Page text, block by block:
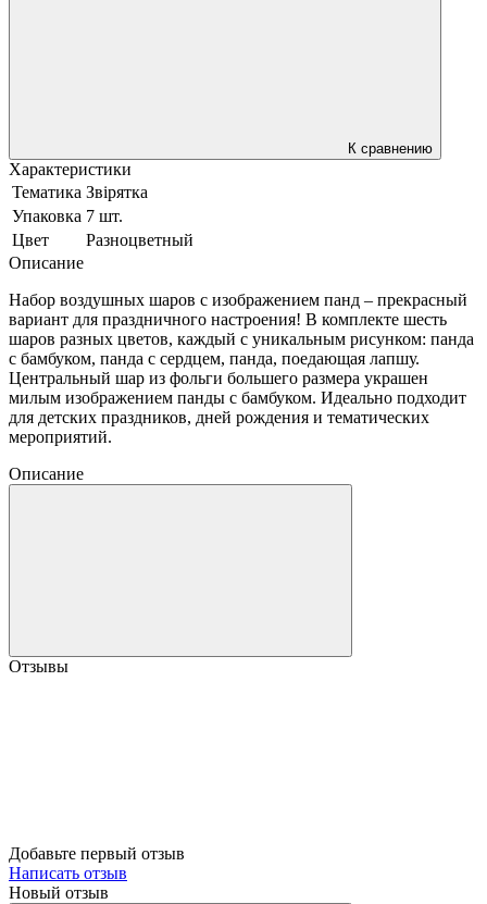
К сравнению
Характеристики
Тематика Звірятка
Упаковка 7 шт.
Цвет
Разноцветный
Описание
Набор воздушных шаров с изображением панд – прекрасный
вариант для праздничного настроения! В комплекте шесть
шаров разных цветов, каждый с уникальным рисунком: панда
с бамбуком, панда с сердцем, панда, поедающая лапшу.
Центральный шар из фольги большего размера украшен
милым изображением панды с бамбуком. Идеально подходит
для детских праздников, дней рождения и тематических
мероприятий.
Описание
Отзывы
Добавьте первый отзыв
Написать отзыв
Новый отзыв